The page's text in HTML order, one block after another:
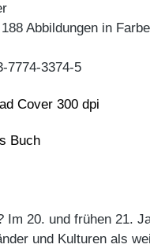
Abbildungen in
7774-3374-5
Cover 300 dpi
Buch
Im 20. und frühen 21.
und Kulturen als